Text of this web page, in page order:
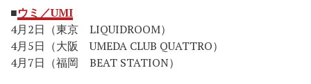
■ウミ／UMI
4月2日（東京 LIQUIDROOM）
4月5日（大阪 UMEDA CLUB QUATTRO）
4月7日（福岡 BEAT STATION）